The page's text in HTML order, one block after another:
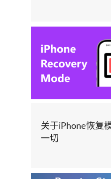
关于iPhone恢复
一切